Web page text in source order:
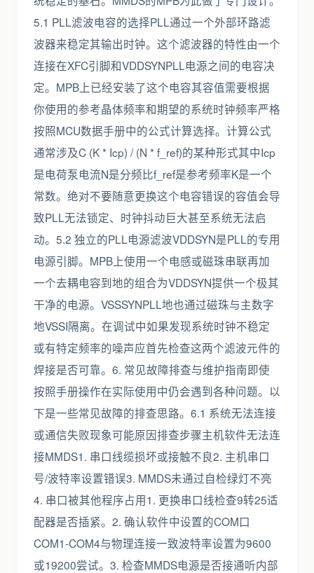
5.1 PLL滤波电容的选择PLL通过一个外部环路滤
波器来稳定其输出时钟。这个滤波器的特性由一个
连接在XFC引脚和VDDSYNPLL电源之间的电容决
定。MPB上已经安装了这个电容其容值需要根据
你使用的参考晶体频率和期望的系统时钟频率严格
按照MCU数据手册中的公式计算选择。计算公式
通常涉及C (K * Icp) / (N * f_ref)的某种形式其中Icp
是电荷泵电流N是分频比f_ref是参考频率K是一个
常数。绝对不要随意更换这个电容错误的容值会导
致PLL无法锁定、时钟抖动巨大甚至系统无法启
动。5.2 独立的PLL电源滤波VDDSYN是PLL的专用
电源引脚。MPB上使用一个电感或磁珠串联再加
一个去耦电容到地的组合为VDDSYN提供一个极其
干净的电源。VSSSYNPLL地也通过磁珠与主数字
地VSSI隔离。在调试中如果发现系统时钟不稳定
或有特定频率的噪声应首先检查这两个滤波元件的
焊接是否可靠。6. 常见故障排查与维护指南即使
按照手册操作在实际使用中仍会遇到各种问题。以
下是一些常见故障的排查思路。6.1 系统无法连接
或通信失败现象可能原因排查步骤主机软件无法连
接MMDS1. 串口线缆损坏或接触不良2. 主机串口
号/波特率设置错误3. MMDS未通过自检绿灯不亮
4. 串口被其他程序占用1. 更换串口线检查9转25适
配器是否插紧。2. 确认软件中设置的COM口
COM1-COM4与物理连接一致波特率设置为9600
或19200尝试。3. 检查MMDS电源是否接通听内部